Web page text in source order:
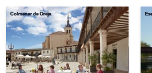
Colmenar de Oreja